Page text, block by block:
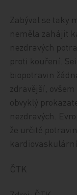
Zabýval se taky
neměla zahájit
nezdravých
proti kouření.
biopotravin
zdravější,
obvyklý
nezdravých.
že určité
ČTK